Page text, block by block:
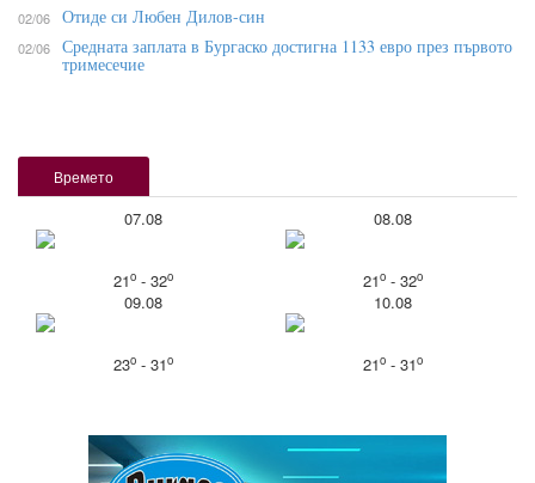
Времето
07.08
21o- 32o
08.08
21o- 32o
09.08
23o- 31o
10.08
21o- 31o
02/06 Отиде си Любен Дилов-син
02/06 Средната заплата в Бургаско достигна 1133 евро през първото
тримесечие